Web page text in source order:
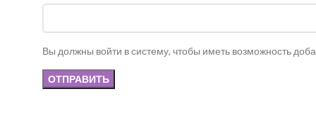
Вы должны войти в систему, чтобы иметь возможность